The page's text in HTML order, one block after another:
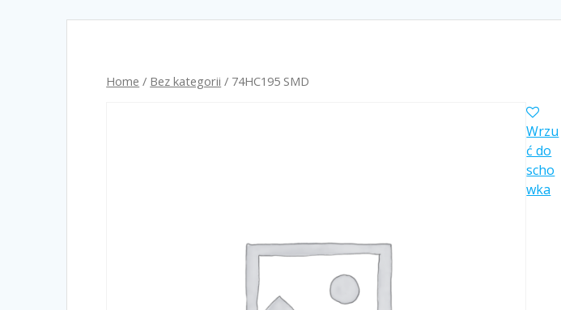
Home / Bez kategorii / 74HC195 SMD
Wrzu
ć do
scho
wka